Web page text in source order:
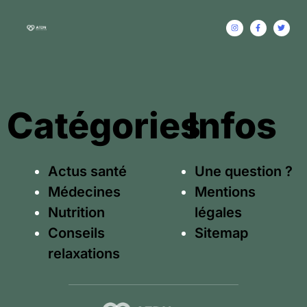
Catégories
Actus santé
Médecines
Nutrition
Conseils
relaxations
Infos
Une question ?
Mentions
légales
Sitemap